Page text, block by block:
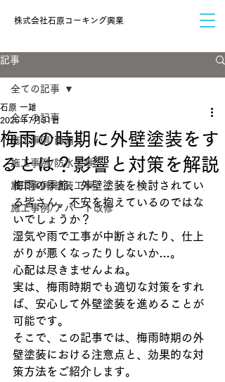
​株式会社石原コーキング興業
記事
全ての記事
施工事例/雨漏り
施工事例/防水工事
施工事例/塗装工事
施工事例/アパート改修
全ての記事
梅雨の時期に外壁塗装をす
るとは？影響と対策を解説
石原 一雄
2025年7月31日
梅雨の季節、外壁塗装を検討されてい
る皆さん、不安を抱えているのではな
いでしょうか？
湿気や雨で工事が中断されたり、仕上
がりが悪くなったりしないか…。
心配は尽きませんよね。
実は、梅雨時期でも適切な対策をすれ
ば、安心して外壁塗装を進めることが
可能です。
そこで、この記事では、梅雨時期の外
壁塗装における注意点と、効果的な対
策方法をご紹介します。